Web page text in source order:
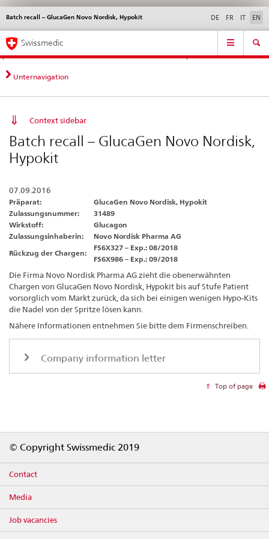
Direct
navigation:
news,
legal
contact
News &
standards
Contact | Support &
Help
Batch recall – GlucaGen Novo Nordisk, Hypokit
Languages DE FR IT EN
Service
Main
Navigation
Swissmedic
Unternavigation
Context sidebar
Batch recall – GlucaGen Novo Nordisk,
Hypokit
07.09.2016
Präparat:
GlucaGen Novo Nordisk, Hypokit
Zulassungsnummer:
31489
Wirkstoff:
Glucagon
Zulassungsinhaberin:
Novo Nordisk Pharma AG
Rückzug der Chargen:
FS6X327 – Exp.: 08/2018
FS6X986 – Exp.: 09/2018
Die Firma Novo Nordisk Pharma AG zieht die obenerwähnten
Chargen von GlucaGen Novo Nordisk, Hypokit bis auf Stufe Patient
vorsorglich vom Markt zurück, da sich bei einigen wenigen Hypo-Kits
die Nadel von der Spritze lösen kann.
Nähere Informationen entnehmen Sie bitte dem Firmenschreiben.
Company information letter
Top of page
© Copyright Swissmedic 2019
Contact
Media
Job vacancies